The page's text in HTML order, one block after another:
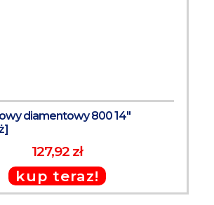
diamentowy 800 14"
127,92 zł
kup teraz!